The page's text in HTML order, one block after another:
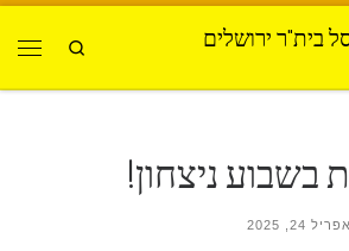
בית"ר ירושלים
Search
ניצחון!
אפריל 24, 2025